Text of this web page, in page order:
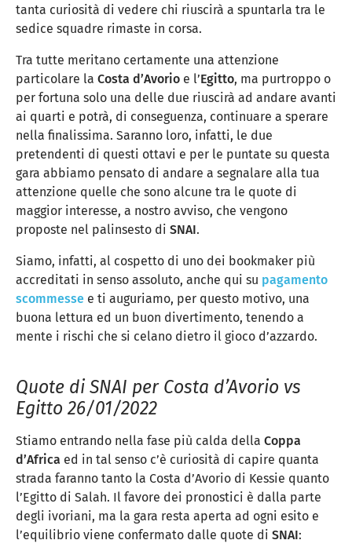
tanta curiosità di vedere chi riuscirà a spuntarla tra le
sedice squadre rimaste in corsa.
Tra tutte meritano certamente una attenzione
particolare la Costa d’Avorio e l’Egitto, ma purtroppo o
per fortuna solo una delle due riuscirà ad andare avanti
ai quarti e potrà, di conseguenza, continuare a sperare
nella finalissima. Saranno loro, infatti, le due
pretendenti di questi ottavi e per le puntate su questa
gara abbiamo pensato di andare a segnalare alla tua
attenzione quelle che sono alcune tra le quote di
maggior interesse, a nostro avviso, che vengono
proposte nel palinsesto di SNAI.
Siamo, infatti, al cospetto di uno dei bookmaker più
accreditati in senso assoluto, anche qui su pagamento
scommesse e ti auguriamo, per questo motivo, una
buona lettura ed un buon divertimento, tenendo a
mente i rischi che si celano dietro il gioco d’azzardo.
Quote di SNAI per Costa d’Avorio vs
Egitto 26/01/2022
Stiamo entrando nella fase più calda della Coppa
d’Africa ed in tal senso c’è curiosità di capire quanta
strada faranno tanto la Costa d’Avorio di Kessie quanto
l’Egitto di Salah. Il favore dei pronostici è dalla parte
degli ivoriani, ma la gara resta aperta ad ogni esito e
l’equilibrio viene confermato dalle quote di SNAI: